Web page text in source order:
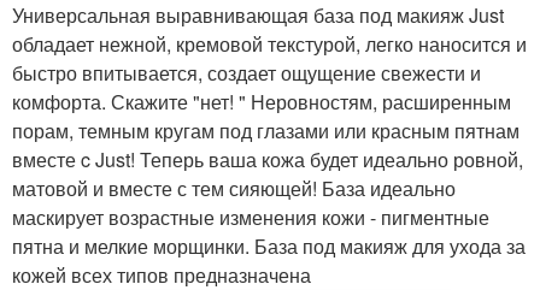
Универсальная выравнивающая база под макияж Just
обладает нежной, кремовой текстурой, легко наносится и
быстро впитывается, создает ощущение свежести и
комфорта. Скажите "нет! " Неровностям, расширенным
порам, темным кругам под глазами или красным пятнам
вместе c Just! Теперь ваша кожа будет идеально ровной,
матовой и вместе с тем сияющей! База идеально
маскирует возрастные изменения кожи - пигментные
пятна и мелкие морщинки. База под макияж для ухода за
кожей всех типов предназначена